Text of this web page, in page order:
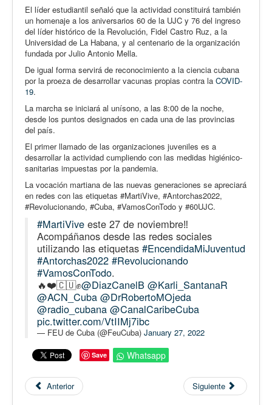
El líder estudiantil señaló que la actividad constituirá también
un homenaje a los aniversarios 60 de la UJC y 76 del ingreso
del líder histórico de la Revolución, Fidel Castro Ruz, a la
Universidad de La Habana, y al centenario de la organización
fundada por Julio Antonio Mella.
De igual forma servirá de reconocimiento a la ciencia cubana
por la proeza de desarrollar vacunas propias contra la COVID-
19.
La marcha se iniciará al unísono, a las 8:00 de la noche,
desde los puntos designados en cada una de las provincias
del país.
El primer llamado de las organizaciones juveniles es a
desarrollar la actividad cumpliendo con las medidas higiénico-
sanitarias impuestas por la pandemia.
La vocación martiana de las nuevas generaciones se apreciará
en redes con las etiquetas #MartiVive, #Antorchas2022,
#Revolucionando, #Cuba, #VamosConTodo y #60UJC.
#MartiVive este 27 de noviembre‼️
Acompáñanos desde las redes sociales
utilizando las etiquetas #EncendidaMiJuventud
#Antorchas2022 #Revolucionando
#VamosConTodo.
🔥❤️🇨🇺✊@DiazCanelB @Karli_SantanaR
@ACN_Cuba @DrRobertoMOjeda
@radio_cubana @CanalCaribeCuba
pic.twitter.com/VtIIMj7ibc
— FEU de Cuba (@FeuCuba) January 27, 2022
Save Whatsapp
Anterior Siguiente